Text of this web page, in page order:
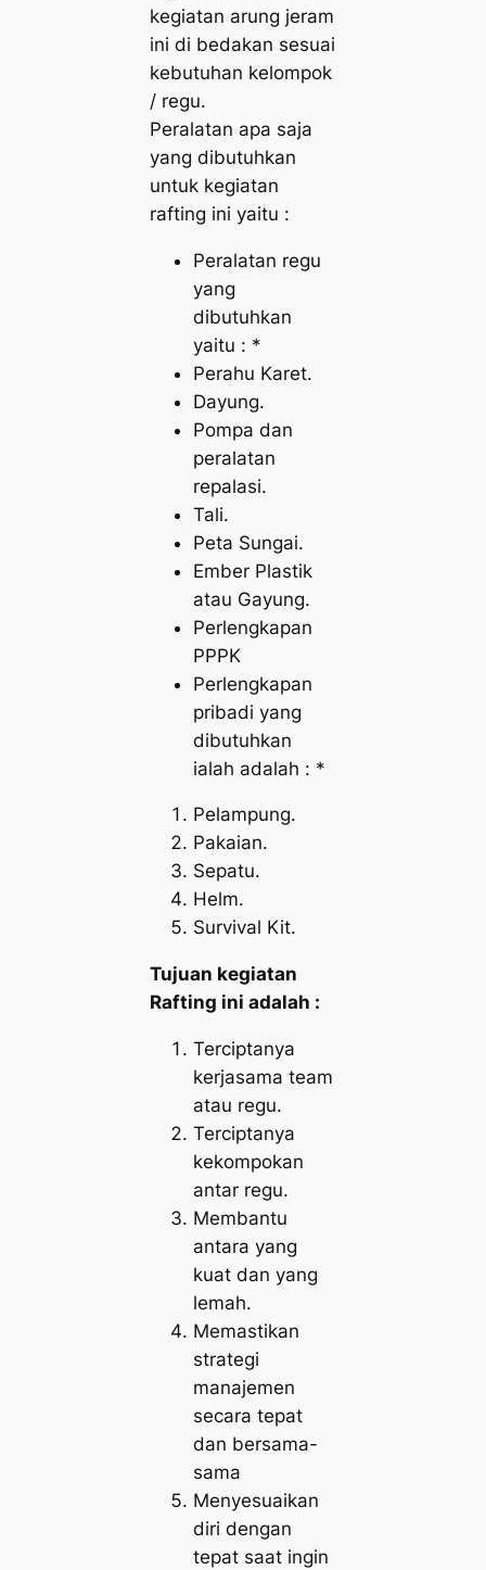
kegiatan arung jeram
ini di bedakan sesuai
kebutuhan kelompok
/ regu.
Peralatan apa saja
yang dibutuhkan
untuk kegiatan
rafting ini yaitu :
Peralatan regu
yang
dibutuhkan
yaitu : *
Perahu Karet.
Dayung.
Pompa dan
peralatan
repalasi.
Tali.
Peta Sungai.
Ember Plastik
atau Gayung.
Perlengkapan
PPPK
Perlengkapan
pribadi yang
dibutuhkan
ialah adalah : *
Pelampung.
Pakaian.
Sepatu.
Helm.
Survival Kit.
Tujuan kegiatan
Rafting ini adalah :
Terciptanya
kerjasama team
atau regu.
Terciptanya
kekompokan
antar regu.
Membantu
antara yang
kuat dan yang
lemah.
Memastikan
strategi
manajemen
secara tepat
dan bersama-
sama
Menyesuaikan
diri dengan
tepat saat ingin